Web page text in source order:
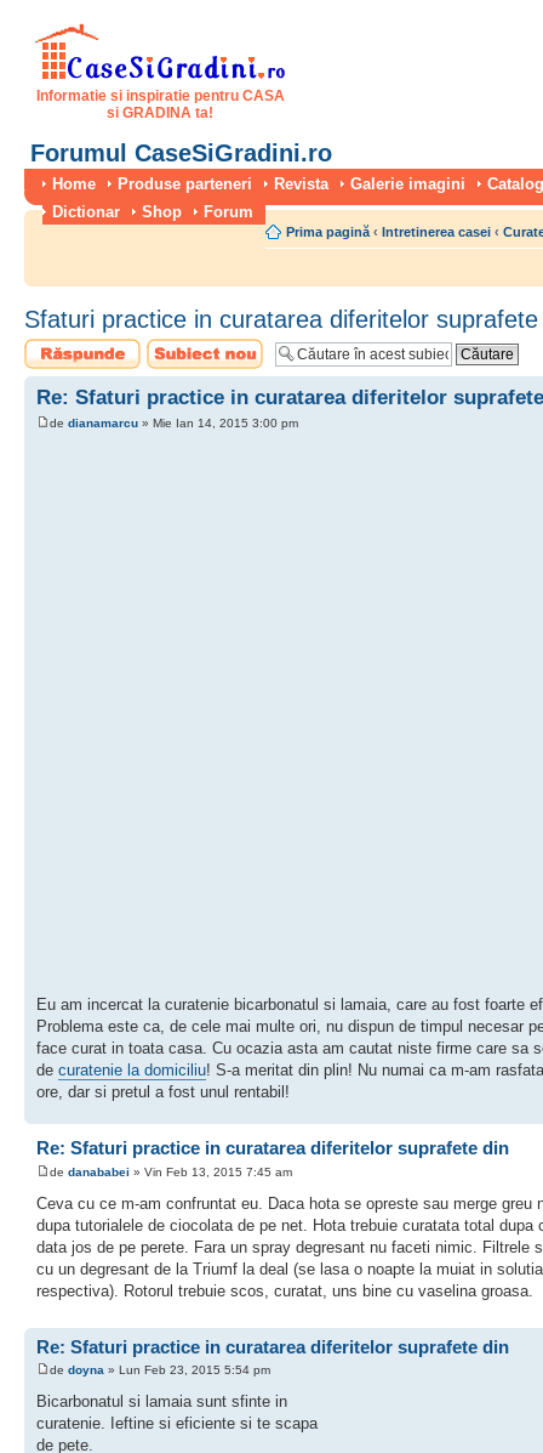
Informatie si inspiratie pentru CASA
si GRADINA ta!
Forumul CaseSiGradini.ro
Home Produse parteneri Revista Galerie imagini
Dictionar
Shop Forum
Prima pagină ‹ Intretinerea casei ‹
Sfaturi practice in curatarea diferitelor
Scrie un răspuns
Scrie un subiect
nou
Re: Sfaturi practice in curatarea diferitelor
de dianamarcu » Mie Ian 14, 2015 3:00 pm
Eu am incercat la curatenie bicarbonatul si lamaia, care au fost foarte
Problema este ca, de cele mai multe ori, nu dispun de timpul necesar
face curat in toata casa. Cu ocazia asta am cautat niste firme care sa
de curatenie la domiciliu! S-a meritat din plin! Nu numai ca m-am
ore, dar si pretul a fost unul rentabil!
Re: Sfaturi practice in curatarea diferitelor suprafete din
de danababei » Vin Feb 13, 2015 7:45 am
Ceva cu ce m-am confruntat eu. Daca hota se opreste sau merge greu
dupa tutorialele de ciocolata de pe net. Hota trebuie curatata total dupa
data jos de pe perete. Fara un spray degresant nu faceti nimic. Filtrele
cu un degresant de la Triumf la deal (se lasa o noapte la muiat in solutia
respectiva). Rotorul trebuie scos, curatat, uns bine cu vaselina groasa.
Re: Sfaturi practice in curatarea diferitelor suprafete din
de doyna » Lun Feb 23, 2015 5:54 pm
Bicarbonatul si lamaia sunt sfinte in
curatenie. Ieftine si eficiente si te scapa
de pete.